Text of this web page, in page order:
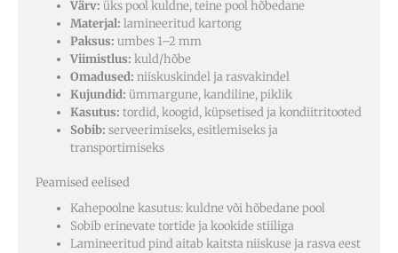
Värv: üks pool kuldne, teine pool hõbedane
Materjal: lamineeritud kartong
Paksus: umbes 1–2 mm
Viimistlus: kuld/hõbe
Omadused: niiskuskindel ja rasvakindel
Kujundid: ümmargune, kandiline, piklik
Kasutus: tordid, koogid, küpsetised ja kondiitritooted
Sobib: serveerimiseks, esitlemiseks ja
transportimiseks
Peamised eelised
Kahepoolne kasutus: kuldne või hõbedane pool
Sobib erinevate tortide ja kookide stiiliga
Lamineeritud pind aitab kaitsta niiskuse ja rasva eest